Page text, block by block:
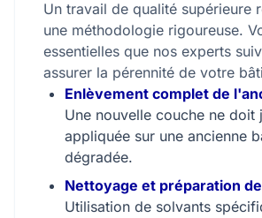
Un travail de qualité supérieure
une méthodologie rigoureuse.
essentielles que nos experts
assurer la pérennité de votre
Enlèvement complet de
Une nouvelle couche ne doit
appliquée sur une ancienne
dégradée.
Nettoyage et préparation
Utilisation de solvants